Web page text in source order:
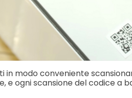
in modo conveniente
e ogni scansione del codice a